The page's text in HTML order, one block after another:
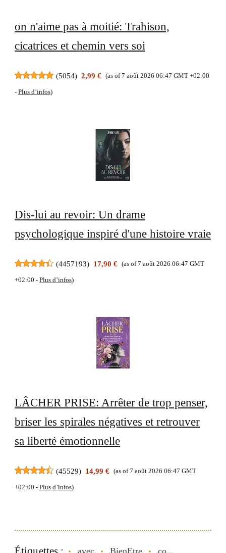
on n'aime pas à moitié: Trahison,
cicatrices et chemin vers soi
(5054) 2,99 € (as of 7 août 2026 06:47 GMT +02:00
- Plus d’infos)
Dis-lui au revoir: Un drame
psychologique inspiré d'une histoire vraie
(4457193) 17,90 € (as of 7 août 2026 06:47 GMT
+02:00 - Plus d’infos)
LÂCHER PRISE: Arrêter de trop penser,
briser les spirales négatives et retrouver
sa liberté émotionnelle
(45529) 14,99 € (as of 7 août 2026 06:47 GMT
+02:00 - Plus d’infos)